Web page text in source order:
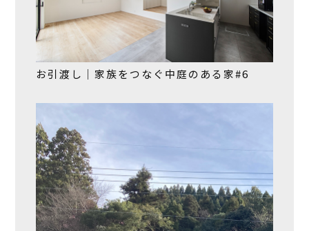
お引渡し｜家族をつなぐ中庭のある家#6